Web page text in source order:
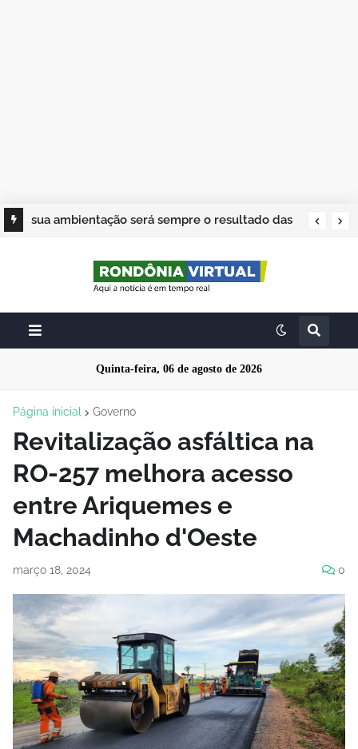
sua ambientação será sempre o resultado das
Quinta-feira, 06 de agosto de 2026
Página inicial Governo
Revitalização asfáltica na
RO-257 melhora acesso
entre Ariquemes e
Machadinho d'Oeste
março 18, 2024 0